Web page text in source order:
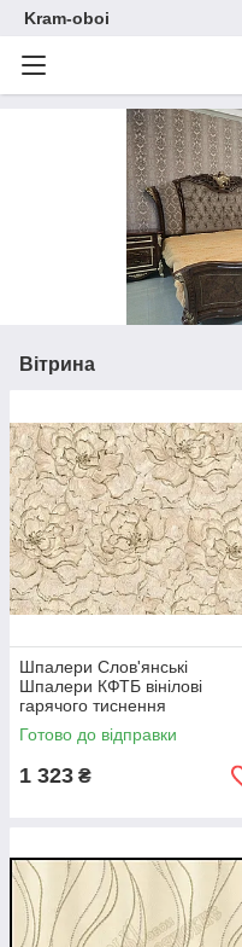
Kram-oboi
Вітрина
Шпалери Слов'янські
Шпалери КФТБ вінілові
гарячого тиснення
шовкографія 10м*1,06 9В105
9007-02
Готово до відправки
1 323 ₴